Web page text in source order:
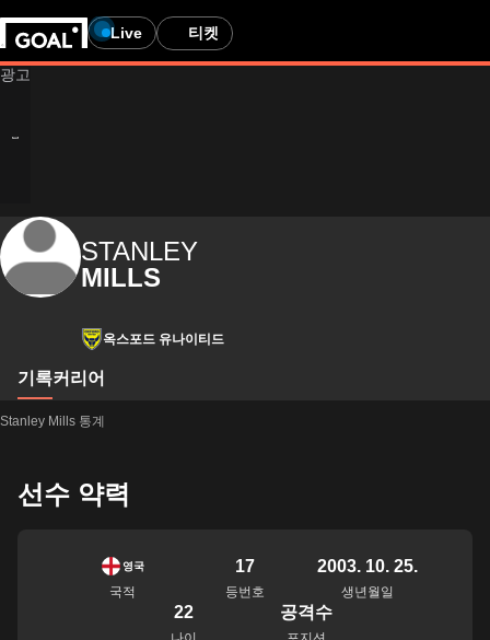
Live 티켓
STANLEY
MILLS
옥스포드 유나이티드
기록커리어
Stanley Mills 통계
선수 약력
영국
국적
17
등번호
2003. 10. 25.
생년월일
22 공격수